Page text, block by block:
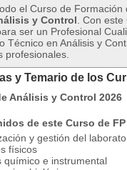
el Curso de
y Control . Con
ser un Profesional
Técnico en Análisis y
profesionales.
y Temario de los
de este Curso de
y gestión del
físicos
químico e instrumental